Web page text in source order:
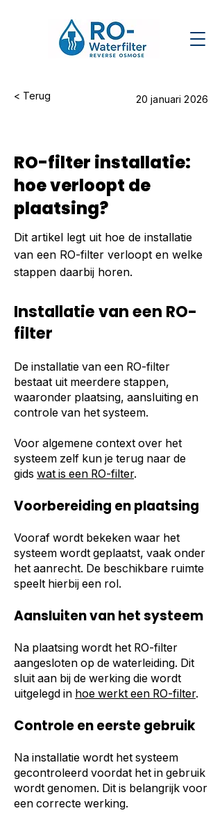
< Terug 20 januari 2026
RO-filter installatie:
hoe verloopt de
plaatsing?
Dit artikel legt uit hoe de installatie
van een RO-filter verloopt en welke
stappen daarbij horen.
Installatie van een RO-
filter
De installatie van een RO-filter
bestaat uit meerdere stappen,
waaronder plaatsing, aansluiting en
controle van het systeem.
Voor algemene context over het
systeem zelf kun je terug naar de
gids wat is een RO-filter.
Voorbereiding en plaatsing
Vooraf wordt bekeken waar het
systeem wordt geplaatst, vaak onder
het aanrecht. De beschikbare ruimte
speelt hierbij een rol.
Aansluiten van het systeem
Na plaatsing wordt het RO-filter
aangesloten op de waterleiding. Dit
sluit aan bij de werking die wordt
uitgelegd in hoe werkt een RO-filter.
Controle en eerste gebruik
Na installatie wordt het systeem
gecontroleerd voordat het in gebruik
wordt genomen. Dit is belangrijk voor
een correcte werking.